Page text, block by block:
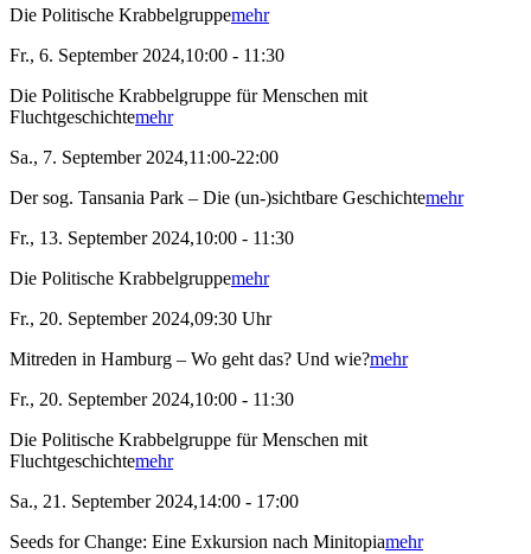
Die Politische Krabbelgruppemehr
Fr., 6. September 2024,10:00 - 11:30
Die Politische Krabbelgruppe für Menschen mit
Fluchtgeschichtemehr
Sa., 7. September 2024,11:00-22:00
Der sog. Tansania Park – Die (un-)sichtbare Geschichtemehr
Fr., 13. September 2024,10:00 - 11:30
Die Politische Krabbelgruppemehr
Fr., 20. September 2024,09:30 Uhr
Mitreden in Hamburg – Wo geht das? Und wie?mehr
Fr., 20. September 2024,10:00 - 11:30
Die Politische Krabbelgruppe für Menschen mit
Fluchtgeschichtemehr
Sa., 21. September 2024,14:00 - 17:00
Seeds for Change: Eine Exkursion nach Minitopiamehr